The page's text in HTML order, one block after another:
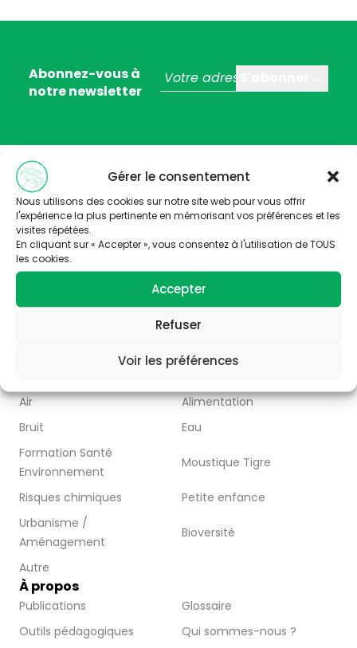
Gérer le consentement
Nous utilisons des cookies sur notre site web pour vous offrir
l'expérience la plus pertinente en mémorisant vos préférences et les
visites répétées.
En cliquant sur « Accepter », vous consentez à l'utilisation de TOUS
les cookies.
Accepter
Refuser
Voir les préférences
Abonnez-vous à
notre newsletter
Trois stratégies éditoriales :
– valoriser la thématique santé-environnement
– faire connaître les acteurs de Nouvelle Aquitaine
– Partager l’information disponible à travers la
publication d’articles, de vidéos et de ressources
Abonnez-vous
Air
Alimentation
Bruit
Eau
Formation Santé
Environnement
Moustique Tigre
Risques chimiques
Petite enfance
Urbanisme /
Aménagement
Bioversité
Autre
À propos
Publications
Glossaire
Outils pédagogiques
Qui sommes-nous ?